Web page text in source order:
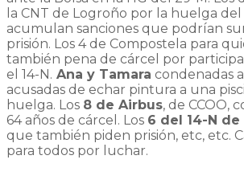
la CNT de Logroño por la huelga del
acumulan sanciones que podrían
prisión. Los 4 de Compostela para
también pena de cárcel por
el 14-N. Ana y Tamara condenadas
acusadas de echar pintura a una
huelga. Los 8 de Airbus, de CCOO,
64 años de cárcel. Los 6 del 14-N de
que también piden prisión, etc, etc.
para todos por luchar.